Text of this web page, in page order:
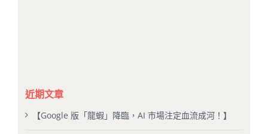
近期文章
【Google 版「龍蝦」降臨，AI 市場注定血流成河！】